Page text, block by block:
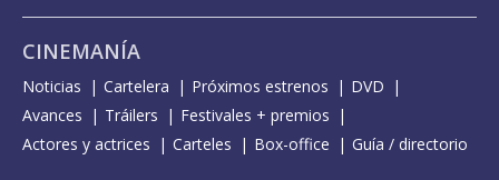
CINEMANÍA
Noticias Cartelera Próximos estrenos
DVD
Avances
Tráilers
Festivales + premios
Actores y actrices
Carteles Box-office Guía / directorio